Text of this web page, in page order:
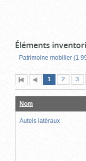
Éléments
Patrimoine mobilier (1
Première
page
Page
précédente
Page
1 (page
actuelle)
Page
2 3
Nom
Autels latéraux